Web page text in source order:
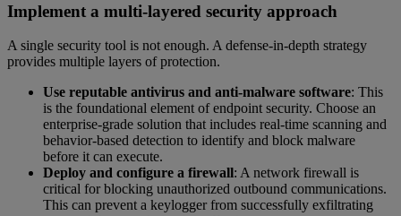
Implement a multi-layered security approach
A single security tool is not enough. A defense-in-depth strategy
provides multiple layers of protection.
Use reputable antivirus and anti-malware software: This
is the foundational element of endpoint security. Choose an
enterprise-grade solution that includes real-time scanning and
behavior-based detection to identify and block malware
before it can execute.
Deploy and configure a firewall: A network firewall is
critical for blocking unauthorized outbound communications.
This can prevent a keylogger from successfully exfiltrating